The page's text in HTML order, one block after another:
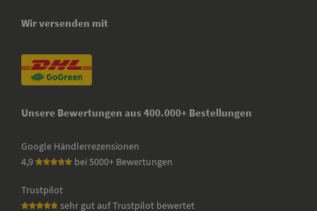
Wir versenden mit
Unsere Bewertungen aus 400.000+ Bestellungen
Google Händlerrezensionen
4,9
bei 5000+ Bewertungen
Trustpilot
sehr gut auf Trustpilot bewertet